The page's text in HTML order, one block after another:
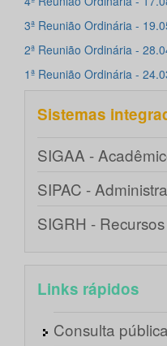
3ª Reunião Ordinária -
2ª Reunião Ordinária -
1ª Reunião Ordinária -
Sistemas
SIGAA -
SIPAC -
SIGRH -
Links rápidos
Consulta